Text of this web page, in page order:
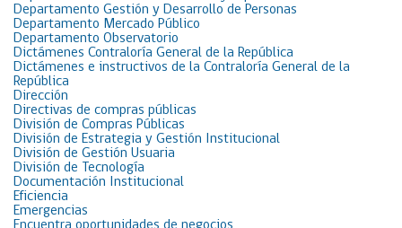
Departamento Gestión y Desarrollo de Personas
Departamento Mercado Público
Departamento Observatorio
Dictámenes Contraloría General de la República
Dictámenes e instructivos de la Contraloría General de la
República
Dirección
Directivas de compras públicas
División de Compras Públicas
División de Estrategia y Gestión Institucional
División de Gestión Usuaria
División de Tecnología
Documentación Institucional
Eficiencia
Emergencias